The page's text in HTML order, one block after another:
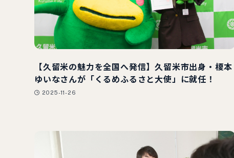
【久留米の魅力を全国へ発信】久留米市出身・榎本
ゆいなさんが「くるめふるさと大使」に就任！
2025-11-26